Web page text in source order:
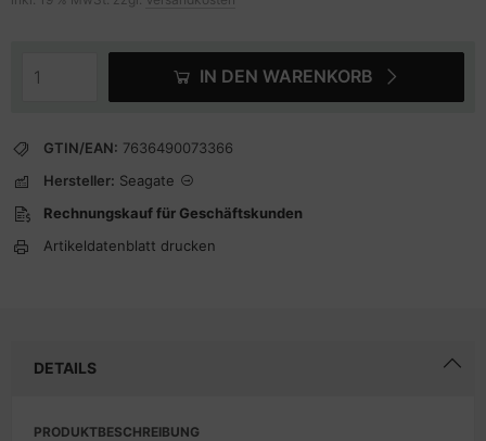
IN DEN WARENKORB
GTIN/EAN: 7636490073366
Hersteller: Seagate
Rechnungskauf für Geschäftskunden
Artikeldatenblatt drucken
DETAILS
PRODUKTBESCHREIBUNG